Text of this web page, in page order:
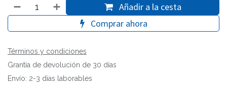
Añadir a la cesta
Comprar ahora
Términos y condiciones
Grantía de devolución de 30 días
Envío: 2-3 días laborables